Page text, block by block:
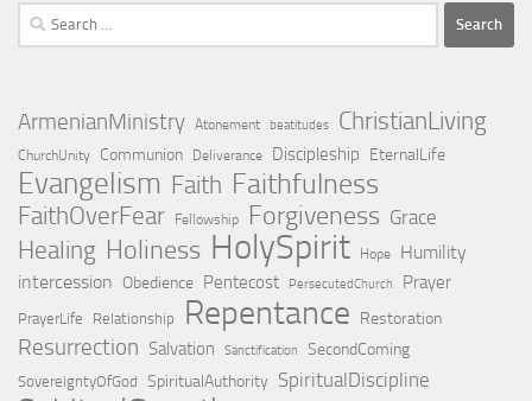
Search
for:
ArmenianMinistry Atonement beatitudes ChristianLiving
ChurchUnity Communion Deliverance Discipleship EternalLife
Evangelism Faith Faithfulness
FaithOverFear Fellowship Forgiveness Grace
Healing Holiness HolySpirit Hope
Humility
intercession Obedience Pentecost PersecutedChurch Prayer
PrayerLife Relationship Repentance Restoration
Resurrection Salvation Sanctification SecondComing
SovereigntyOfGod SpiritualAuthority SpiritualDiscipline